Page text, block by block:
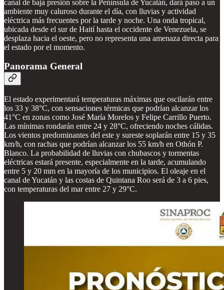
canal de baja presión sobre la Península de Yucatán, dará paso a un
ambiente muy caluroso durante el día, con lluvias y actividad
eléctrica más frecuentes por la tarde y noche. Una onda tropical,
ubicada desde el sur de Haití hasta el occidente de Venezuela, se
desplaza hacia el oeste, pero no representa una amenaza directa para
el estado por el momento.
Panorama General
El estado experimentará temperaturas máximas que oscilarán entre
los 33 y 38°C, con sensaciones térmicas que podrían alcanzar los
41°C en zonas como José María Morelos y Felipe Carrillo Puerto.
Las mínimas rondarán entre 24 y 28°C, ofreciendo noches cálidas.
Los vientos predominantes del este y sureste soplarán entre 15 y 35
km/h, con rachas que podrían alcanzar los 55 km/h en Othón P.
Blanco. La probabilidad de lluvias con chubascos y tormentas
eléctricas estará presente, especialmente en la tarde, acumulando
entre 5 y 20 mm en la mayoría de los municipios. El oleaje en el
canal de Yucatán y las costas de Quintana Roo será de 3 a 6 pies,
con temperaturas del mar entre 27 y 29°C.